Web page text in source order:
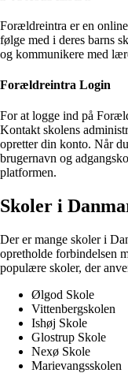
Forældreintra er en
følge med i deres barns
og kommunikere med
Forældreintra Login
For at logge ind på
Kontakt skolens
opretter din konto. Når
brugernavn og
platformen.
Skoler i
Der er mange skoler i
opretholde forbindelsen
populære skoler, der
Ølgod Skole
Vittenbergskolen
Ishøj Skole
Glostrup Skole
Nexø Skole
Marievangsskolen